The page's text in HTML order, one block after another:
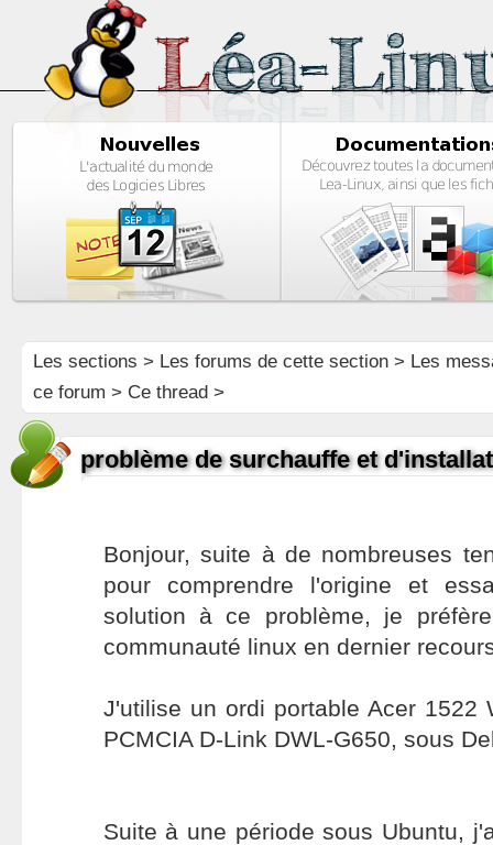
Les sections > Les forums de cette section> Les
ce forum > Ce thread >
problème de surchauffe et
Bonjour, suite à de nombreuses
pour comprendre l'origine et
solution à ce problème, je
communauté linux en dernier
J'utilise un ordi portable Acer 1522
PCMCIA D-Link DWL-G650, sous
Suite à une période sous Ubuntu,